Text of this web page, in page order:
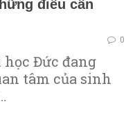
điều cần
0
Đức đang
tâm của sinh